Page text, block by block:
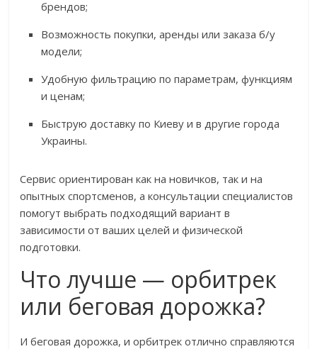
брендов;
Возможность покупки, аренды или заказа б/у
модели;
Удобную фильтрацию по параметрам, функциям
и ценам;
Быструю доставку по Киеву и в другие города
Украины.
Сервис ориентирован как на новичков, так и на
опытных спортсменов, а консультации специалистов
помогут выбрать подходящий вариант в
зависимости от ваших целей и физической
подготовки.
Что лучше — орбитрек
или беговая дорожка?
И беговая дорожка, и орбитрек отлично справляются